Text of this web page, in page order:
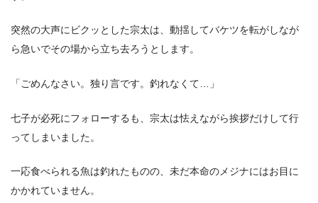
突然の大声にビクッとした宗太は、動揺してバケツを転がしなが
ら急いでその場から立ち去ろうとします。
「ごめんなさい。独り言です。釣れなくて…」
七子が必死にフォローするも、宗太は怯えながら挨拶だけして行
ってしまいました。
一応食べられる魚は釣れたものの、未だ本命のメジナにはお目に
かかれていません。